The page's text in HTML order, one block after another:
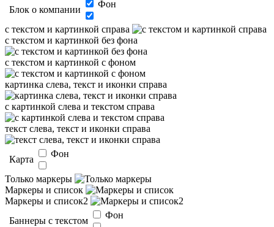
Блок о компании
Фон
с текстом и картинкой справа
с текстом и картинкой без фона
с текстом и картинкой с фоном
картинка слева, текст и иконки справа
с картинкой слева и текстом справа
текст слева, текст и иконки справа
Карта
Фон
Только маркеры
Маркеры и список
Маркеры и список2
Баннеры с текстом
Фон